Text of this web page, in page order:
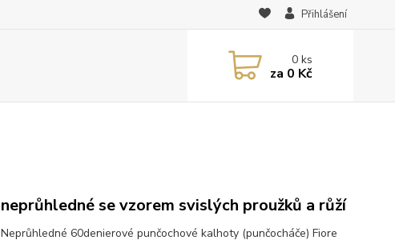
Přihlášení
0ks
za 0 Kč
neprůhledné se vzorem svislých proužků a růží
Neprůhledné 60denierové punčochové kalhoty (punčocháče) Fiore